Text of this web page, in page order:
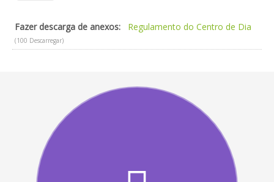
Fazer descarga de anexos: Regulamento do Centro de Dia
(100 Descarregar)